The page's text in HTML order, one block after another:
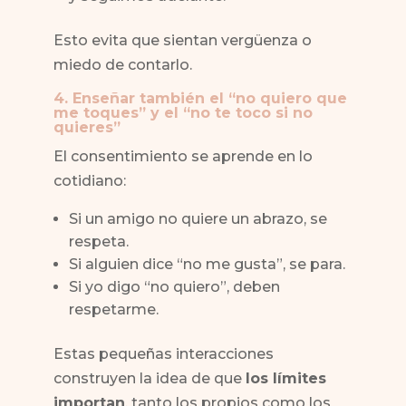
Esto evita que sientan vergüenza o
miedo de contarlo.
4. Enseñar también el “no quiero que
me toques” y el “no te toco si no
quieres”
El consentimiento se aprende en lo
cotidiano:
Si un amigo no quiere un abrazo, se
respeta.
Si alguien dice “no me gusta”, se para.
Si yo digo “no quiero”, deben
respetarme.
Estas pequeñas interacciones
construyen la idea de que los límites